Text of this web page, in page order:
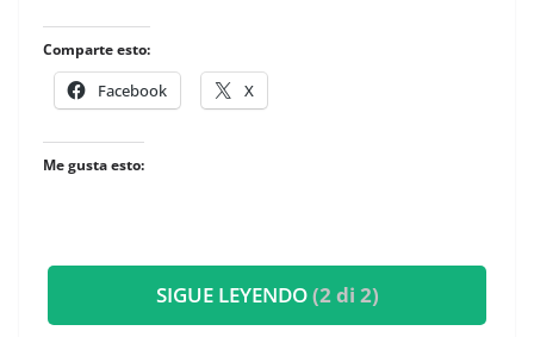
Comparte esto:
Facebook X
Me gusta esto:
SIGUE LEYENDO(2 di 2)